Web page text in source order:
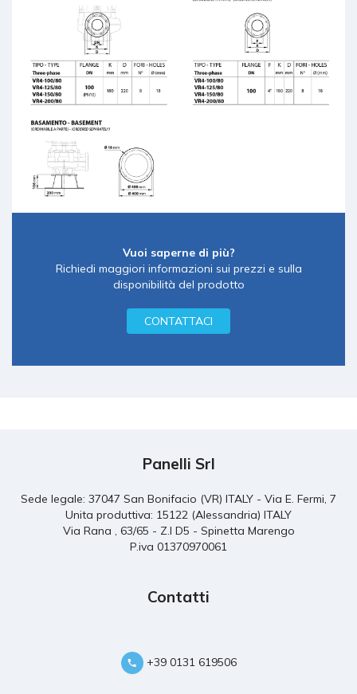
Vuoi saperne di più?
Richiedi maggiori informazioni sui prezzi e sulla
disponibilità del prodotto
CONTATTACI
Panelli Srl
Sede legale: 37047 San Bonifacio (VR) ITALY - Via E. Fermi, 7
Unita produttiva: 15122 (Alessandria) ITALY
Via Rana , 63/65 - Z.I D5 - Spinetta Marengo
P.iva 01370970061
Contatti
+39 0131 619506